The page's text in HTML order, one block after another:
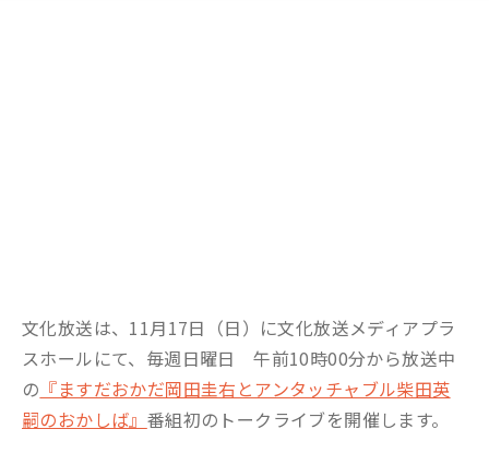
文化放送は、11月17日（日）に文化放送メディアプラ
スホールにて、毎週日曜日 午前10時00分から放送中
の 『ますだおかだ岡田圭右とアンタッチャブル柴田英
嗣のおかしば』 番組初のトークライブを開催します。